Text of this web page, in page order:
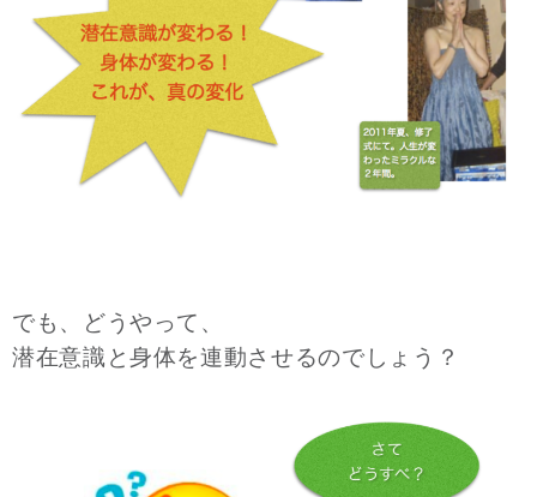
でも、どうやって、
潜在意識と身体を連動させるのでしょう？